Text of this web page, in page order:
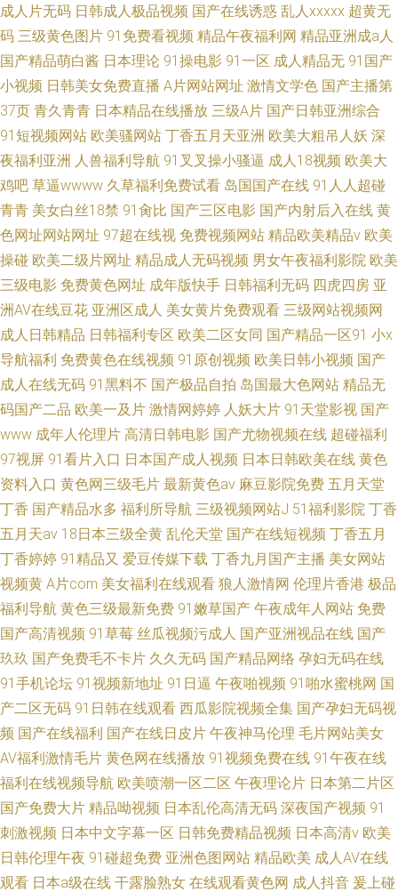
成人片无码 日韩成人极品视频 国产在线诱惑 乱人xxxxx 超黄无
码 三级黄色图片 91免费看视频 精品午夜福利网 精品亚洲成a人
国产精品萌白酱 日本理论 91操电影 91一区 成人精品无 91国产
小视频 日韩美女免费直播 A片网站网址 激情文学色 国产主播第
37页 青久青青 日本精品在线播放 三级A片 国产日韩亚洲综合
91短视频网站 欧美骚网站 丁香五月天亚洲 欧美大粗吊人妖 深
夜福利亚洲 人兽福利导航 91叉叉操小骚逼 成人18视频 欧美大
鸡吧 草逼wwww 久草福利免费试看 岛国国产在线 91人人超碰
青青 美女白丝18禁 91肏比 国产三区电影 国产内射后入在线 黄
色网址网站网址 97超在线视 免费视频网站 精品欧美精品v 欧美
操碰 欧美二级片网址 精品成人无码视频 男女午夜福利影院 欧美
三级电影 免费黄色网址 成年版快手 日韩福利无码 四虎四房 亚
洲AV在线豆花 亚洲区成人 美女黄片免费观看 三级网站视频网
成人日韩精品 日韩福利专区 欧美二区女同 国产精品一区91 小x
导航福利 免费黄色在线视频 91原创视频 欧美日韩小视频 国产
成人在线无码 91黑料不 国产极品自拍 岛国最大色网站 精品无
码国产二品 欧美一及片 激情网婷婷 人妖大片 91天堂影视 国产
www 成年人伦理片 高清日韩电影 国产尤物视频在线 超碰福利
97视屏 91看片入口 日本国产成人视频 日本日韩欧美在线 黄色
资料入口 黄色网三级毛片 最新黄色av 麻豆影院免费 五月天堂
丁香 国产精品水多 福利所导航 三级视频网站J 51福利影院 丁香
五月天av 18日本三级全黄 乱伦天堂 国产在线短视频 丁香五月
丁香婷婷 91精品又 爱豆传媒下载 丁香九月国产主播 美女网站
视频黄 A片com 美女福利在线观看 狼人激情网 伦理片香港 极品
福利导航 黄色三级最新免费 91嫩草国产 午夜成年人网站 免费
国产高清视频 91草莓 丝瓜视频污成人 国产亚洲视品在线 国产
玖玖 国产免费毛不卡片 久久无码 国产精品网络 孕妇无码在线
91手机论坛 91视频新地址 91日逼 午夜啪视频 91啪水蜜桃网 国
产二区无码 91日韩在线观看 西瓜影院视频全集 国产孕妇无码视
频 国产在线福利 国产在线日皮片 午夜神马伦理 毛片网站美女
AV福利激情毛片 黄色网在线播放 91视频免费在线 91午夜在线
福利在线视频导航 欧美喷潮一区二区 午夜理论片 日本第二片区
国产免费大片 精品呦视频 日本乱伦高清无码 深夜国产视频 91
刺激视频 日本中文字幕一区 日韩免费精品视频 日本高清v 欧美
日韩伦理午夜 91碰超免费 亚洲色图网站 精品欧美 成人AV在线
观看 日本a级在线 干露脸熟女 在线观看黄色网 成人抖音 爰上碰